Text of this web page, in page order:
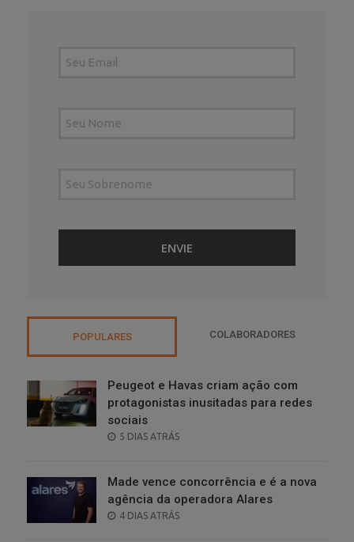
POPULARES COLABORADORES
Peugeot e Havas criam ação com
protagonistas inusitadas para redes
sociais
POSTED
5 DIAS ATRÁS
Made vence concorrência e é a nova
agência da operadora Alares
POSTED
4 DIAS ATRÁS